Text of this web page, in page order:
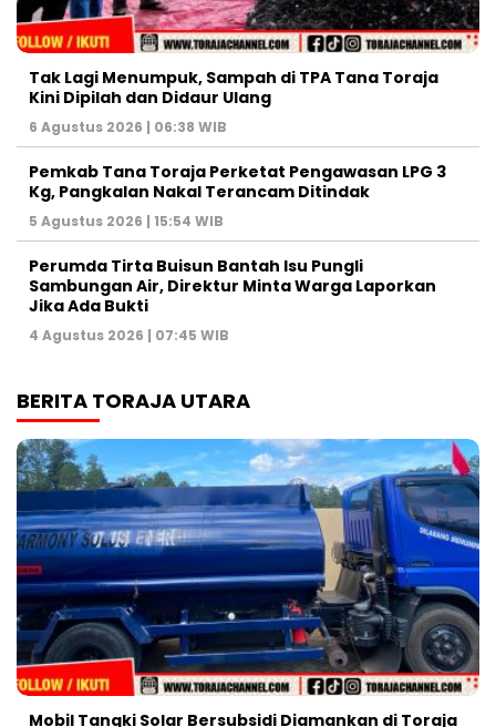
Tak Lagi Menumpuk, Sampah di TPA Tana Toraja
Kini Dipilah dan Didaur Ulang
6 Agustus 2026 | 06:38 WIB
Pemkab Tana Toraja Perketat Pengawasan LPG 3
Kg, Pangkalan Nakal Terancam Ditindak
5 Agustus 2026 | 15:54 WIB
Perumda Tirta Buisun Bantah Isu Pungli
Sambungan Air, Direktur Minta Warga Laporkan
Jika Ada Bukti
4 Agustus 2026 | 07:45 WIB
BERITA TORAJA UTARA
Mobil Tangki Solar Bersubsidi Diamankan di Toraja